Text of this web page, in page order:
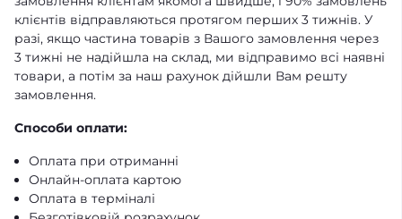
клієнтів відправляються протягом перших 3 тижнів. У
разі, якщо частина товарів з Вашого замовлення через
3 тижні не надійшла на склад, ми відправимо всі наявні
товари, а потім за наш рахунок дійшли Вам решту
замовлення.
Способи оплати:
Оплата при отриманні
Онлайн-оплата картою
Оплата в терміналі